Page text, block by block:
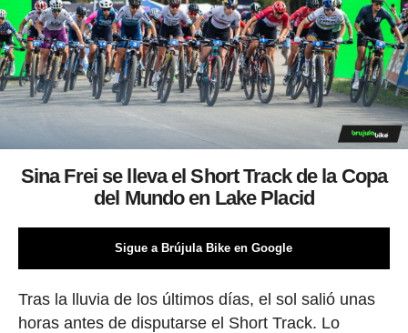
Sina Frei se lleva el Short Track de la Copa
del Mundo en Lake Placid
Sigue a Brújula Bike en Google
Tras la lluvia de los últimos días, el sol salió unas
horas antes de disputarse el Short Track. Lo